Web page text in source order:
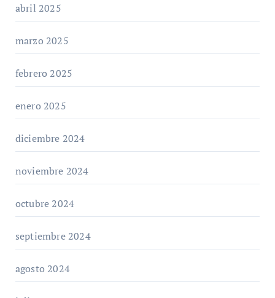
abril 2025
marzo 2025
febrero 2025
enero 2025
diciembre 2024
noviembre 2024
octubre 2024
septiembre 2024
agosto 2024